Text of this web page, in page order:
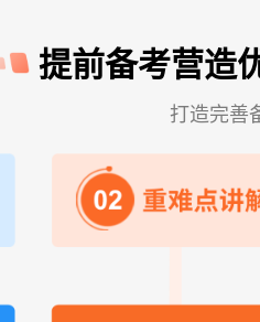
提前备考营造
打造完善